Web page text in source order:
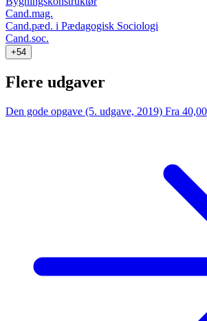
Cand.mag.
Cand.pæd. i Pædagogisk Sociologi
Cand.soc.
+54
Flere udgaver
Den gode opgave (5. udgave, 2019) Fra